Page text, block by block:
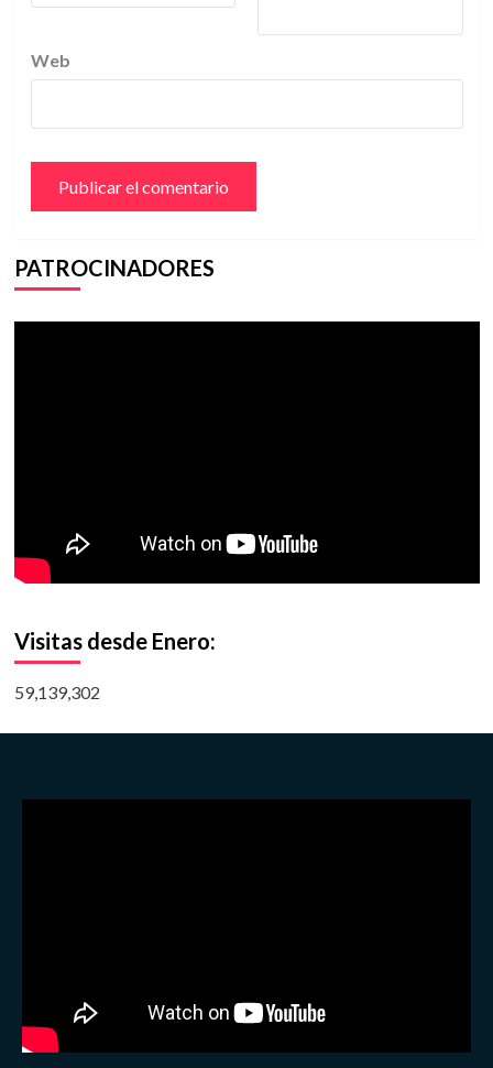
Web
PATROCINADORES
Visitas desde Enero:
59,139,302